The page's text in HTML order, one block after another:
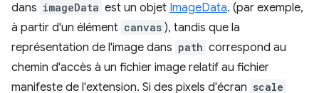
dans imageData est un objet ImageData. (par exemple,
à partir d'un élément canvas ), tandis que la
représentation de l'image dans path correspond au
chemin d'accès à un fichier image relatif au fichier
manifeste de l'extension. Si des pixels d'écran scale